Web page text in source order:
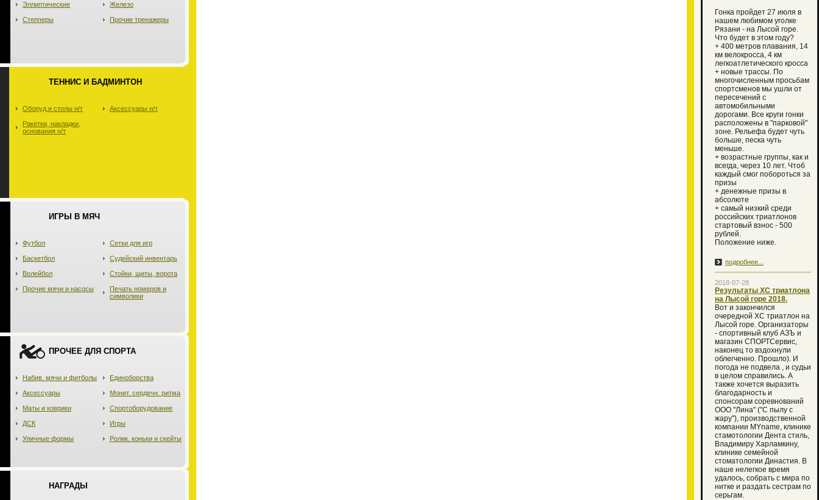
Гонка пройдет 27 июля в
нашем любимом уголке
Рязани - на Лысой горе.
Что будет в этом году?
+ 400 метров плавания, 14
км велокросса, 4 км
легкоатлетического кросса
+ новые трассы. По
многочисленным просьбам
спортсменов мы ушли от
пересечений с
автомобильными
дорогами. Все круги гонки
расположены в "парковой"
зоне. Рельефа будет чуть
больше, песка чуть
меньше.
+ возрастные группы, как и
всегда, через 10 лет. Чтоб
каждый смог побороться за
призы
+ денежные призы в
абсолюте
+ самый низкий среди
российских триатлонов
стартовый взнос - 500
рублей.
Положение ниже.
подробнее...
2018-07-28
Результаты ХС триатлона
на Лысой горе 2018.
Вот и закончился
очередной XC триатлон на
Лысой горе. Организаторы
- спортивный клуб АЗЪ и
магазин СПОРТСервис,
наконец то вздохнули
облегченно. Прошло). И
погода не подвела , и судьи
в целом справились. А
также хочется выразить
благодарность и
спонсорам соревнований
ООО "Лина" ("С пылу с
жару"), производственной
компании MYname, клинике
стамотологии Дента стиль,
Владимиру Харламкину,
клинике семейной
стоматологии Династия. В
наше нелегкое время
удалось, собрать с мира по
нитке и раздать сестрам по
серьгам.
Эллиптические
Степперы
Железо
Прочие тренажеры
ТЕННИС И БАДМИНТОН
Оборуд.и столы н/т
Ракетки, накладки,
основания н/т
Аксессуары н/т
ИГРЫ В МЯЧ
Футбол
Баскетбол
Волейбол
Прочие мячи и насосы
Сетки для игр
Судейский инвентарь
Стойки, щиты, ворота
Печать номеров и
символики
ПРОЧЕЕ ДЛЯ СПОРТА
Набив. мячи и фитболы
Аксессуары
Маты и коврики
ДСК
Уличные формы
Единоборства
Монит. сердечн. ритма
Спортоборудование
Игры
Ролик. коньки и скейты
НАГРАДЫ